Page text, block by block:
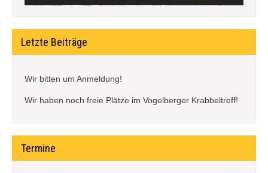
Letzte Beiträge
Wir bitten um Anmeldung!
Wir haben noch freie Plätze im Vogelberger Krabbeltreff!
Termine